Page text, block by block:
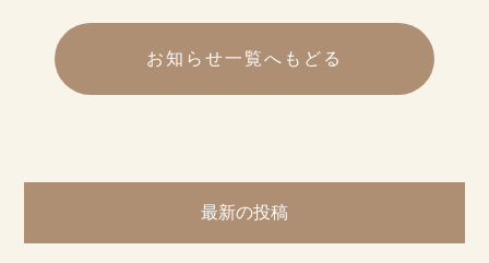
お知らせ一覧へもどる
最新の投稿